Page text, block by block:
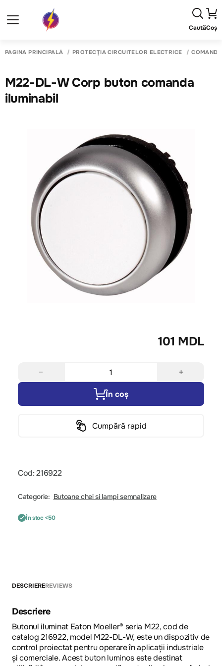
CautăCoș
PAGINA PRINCIPALĂ PROTECȚIA CIRCUITELOR ELECTRICE
M22-DL-W Corp buton comanda
iluminabil
101 MDL
− +
În coș
Cumpără rapid
Cod: 216922
Categorie: Butoane chei si lampi semnalizare
În stoc <50
DESCRIEREREVIEWS
Descriere
Butonul iluminat Eaton Moeller® seria M22, cod de
catalog 216922, model M22-DL-W, este un dispozitiv de
control proiectat pentru operare în aplicații industriale
și comerciale. Acest buton luminos este destinat